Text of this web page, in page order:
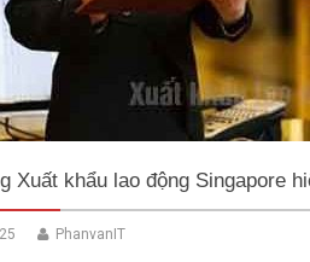
Xuất khẩu lao động Singapore
PhanvanIT